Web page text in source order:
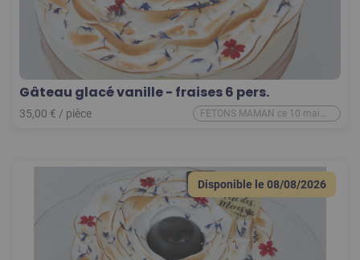
Gâteau glacé vanille - fraises 6 pers.
35,00 € / pièce
FETONS MAMAN ce 10 mai
2026
Disponible le 08/08/2026